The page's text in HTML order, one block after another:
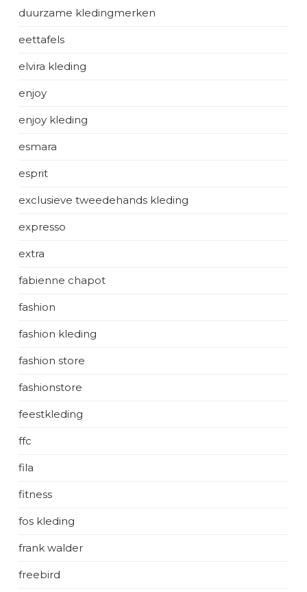
duurzame kledingmerken
eettafels
elvira kleding
enjoy
enjoy kleding
esmara
esprit
exclusieve tweedehands kleding
expresso
extra
fabienne chapot
fashion
fashion kleding
fashion store
fashionstore
feestkleding
ffc
fila
fitness
fos kleding
frank walder
freebird